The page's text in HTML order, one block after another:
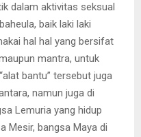
dalam aktivitas seksual
baik laki laki
hal hal yang bersifat
mantra, untuk
bantu” tersebut juga
namun juga di
Lemuria yang hidup
Mesir, bangsa Maya di